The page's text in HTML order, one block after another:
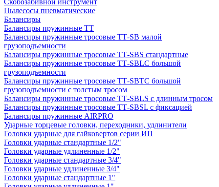
Скобозабивной инструмент
Пылесосы пневматические
Балансиры
Балансиры пружинные TT
Балансиры пружинные тросовые ТТ-SB малой
грузоподъемности
Балансиры пружинные тросовые ТТ-SBS стандартные
Балансиры пружинные тросовые ТТ-SBLC большой
грузоподъемности
Балансиры пружинные тросовые ТТ-SBTC большой
грузоподъемности с толстым тросом
Балансиры пружинные тросовые ТТ-SBLS с длинным тросом
Балансиры пружинные тросовые ТТ-SBSL с фиксацией
Балансиры пружинные AIRPRO
Ударные торцевые головки, переходники, удлинители
Головки ударные для гайковертов серии ИП
Головки ударные стандартные 1/2"
Головки ударные удлиненные 1/2"
Головки ударные стандартные 3/4"
Головки ударные удлиненные 3/4"
Головки ударные стандартные 1"